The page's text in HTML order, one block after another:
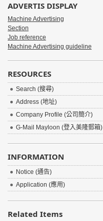
ADVERTIS DISPLAY
Machine Advertising
Section
Job reference
Machine Advertising guideline
RESOURCES
Search (搜尋)
Address (地址)
Company Profile (公司簡介)
G-Mail Mayloon (登入美隆郵箱)
INFORMATION
Notice (通告)
Application (應用)
Related Items